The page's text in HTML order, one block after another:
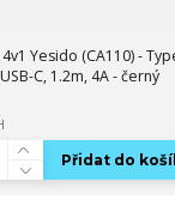
Yesido (CA110) -
C, 1.2m, 4A - černý
Přidat do